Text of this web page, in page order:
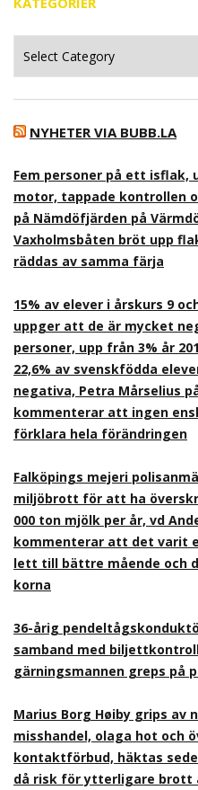
NYHETER VIA BUBB.LA
Fem personer på ett
motor, tappade kontrollen
på Nämdöfjärden på
Vaxholmsbåten bröt upp
räddas av samma färja
15% av elever i årskurs 9
uppger att de är mycket
personer, upp från 3% år
22,6% av svenskfödda
negativa, Petra Mårselius
kommenterar att ingen
förklara hela förändringen
Falköpings mejeri
miljöbrott för att ha
000 ton mjölk per år, vd
kommenterar att det varit
lett till bättre mående och
korna
36-årig
samband med
gärningsmannen greps på
Marius Borg Høiby grips
misshandel, olaga hot och
kontaktförbud, häktas
då risk för ytterligare brott